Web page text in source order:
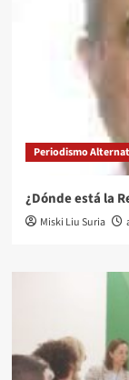
Periodismo
¿Dónde está la
Miski Liu Suria